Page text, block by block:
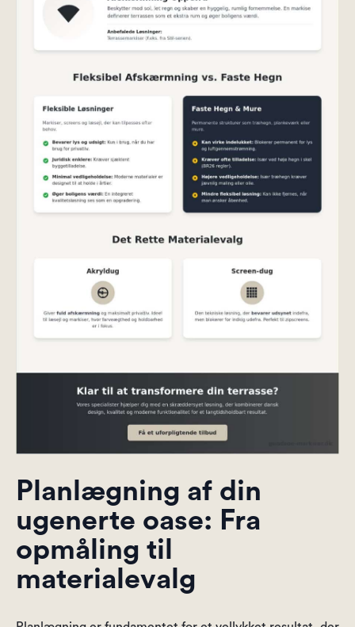
Planlægning af din
ugenerte oase: Fra
opmåling til
materialevalg